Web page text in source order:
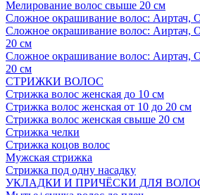
Мелирование волос свыше 20 см
Сложное окрашивание волос: Аиртач,
Сложное окрашивание волос: Аиртач,
20 см
Сложное окрашивание волос: Аиртач,
20 см
СТРИЖКИ ВОЛОС
Стрижка волос женская до 10 см
Стрижка волос женская от 10 до 20 см
Стрижка волос женская свыше 20 см
Стрижка челки
Стрижка коцов волос
Мужская стрижка
Стрижка под одну насадку
УКЛАДКИ И ПРИЧЁСКИ ДЛЯ